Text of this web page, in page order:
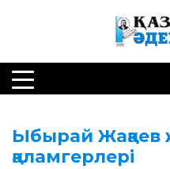
Ыбырай Жақаев
қаламгерлері